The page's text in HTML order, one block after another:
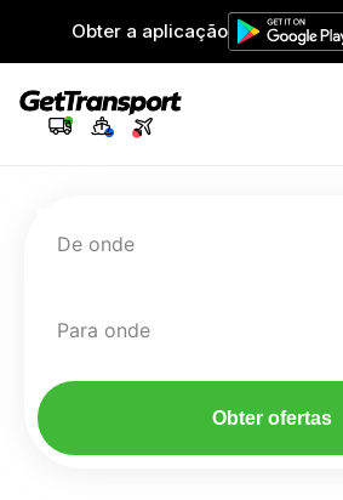
Obter a aplicação
De onde
Para onde
Obter ofertas